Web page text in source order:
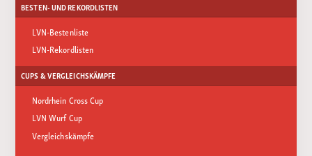
BESTEN- UND REKORDLISTEN
LVN-Bestenliste
LVN-Rekordlisten
CUPS & VERGLEICHSKÄMPFE
Nordrhein Cross Cup
LVN Wurf Cup
Vergleichskämpfe